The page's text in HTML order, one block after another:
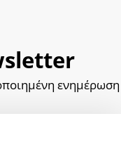
ενημέρωση